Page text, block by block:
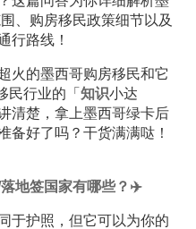
、购房移民政策细节以及
行路线！
火的墨西哥购房移民和它
民行业的「 知识小达
清楚，拿上墨西哥绿卡后
备好了吗？干货满满哒！
地签国家有哪些？✈️
于护照，但它可以为你的